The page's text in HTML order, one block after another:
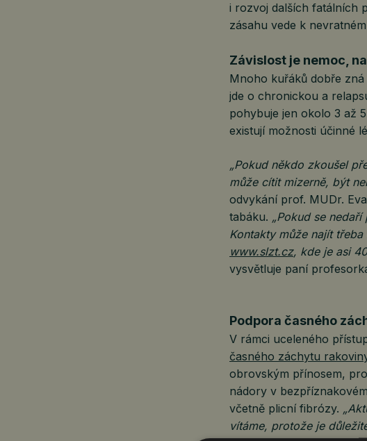
i rozvoj dalších fatálních
zásahu vede k
Závislost je nemoc,
Mnoho kuřáků dobře
jde o chronickou a
pohybuje jen okolo 3 až
existují možnosti účinné
„Pokud někdo zkoušel
může cítit mizerně, být
odvykání prof. MUDr.
tabáku. „Pokud se
Kontakty může najít
www.slzt.cz, kde je asi
vysvětluje paní
Podpora časného
V rámci uceleného
časného záchytu
obrovským přínosem,
nádory v
včetně plicní fibrózy.
vítáme, protože je